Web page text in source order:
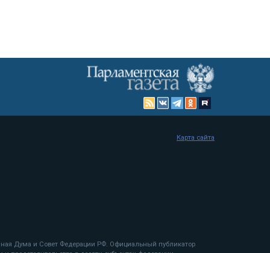
Дума и Совет Федерации РФ. Официальный публикатор
Карта сайта